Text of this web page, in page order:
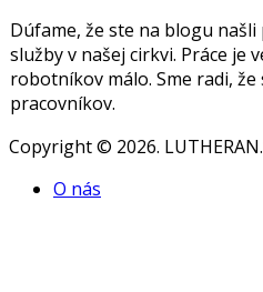
Dúfame, že ste na blogu
služby v našej cirkvi. Práce je
robotníkov málo. Sme radi,
pracovníkov.
Copyright © 2026.
O nás